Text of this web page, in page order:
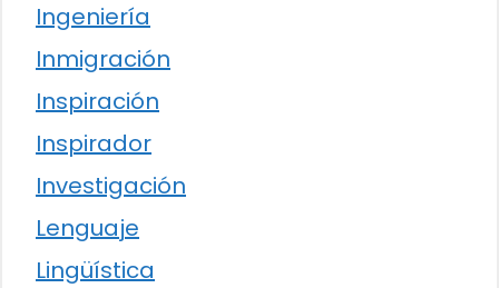
Ingeniería
Inmigración
Inspiración
Inspirador
Investigación
Lenguaje
Lingüística